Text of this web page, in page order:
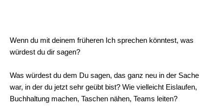
Wenn du mit deinem früheren Ich sprechen könntest, was
würdest du dir sagen?
Was würdest du dem Du sagen, das ganz neu in der Sache
war, in der du jetzt sehr geübt bist? Wie vielleicht Eislaufen,
Buchhaltung machen, Taschen nähen, Teams leiten?